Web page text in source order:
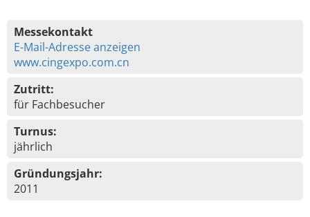
Messekontakt
E-Mail-Adresse anzeigen
www.cingexpo.com.cn
Zutritt:
für Fachbesucher
Turnus:
jährlich
Gründungsjahr:
2011